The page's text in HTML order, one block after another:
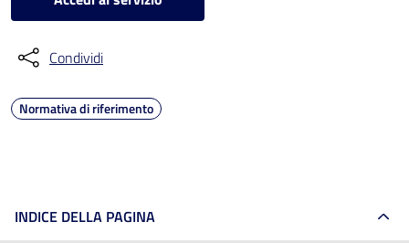
Condividi
Normativa di riferimento
INDICE DELLA PAGINA